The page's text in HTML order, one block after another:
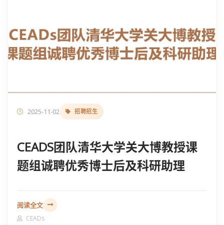
2025-11-02 招聘招生
CEADS团队清华大学关大博教授课
题组诚聘优秀博士后及科研助理
阅读全文
CEADs